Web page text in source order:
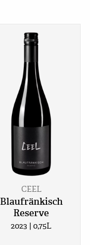
CEEL
Blaufränkisch
Reserve
2023 | 0,75L